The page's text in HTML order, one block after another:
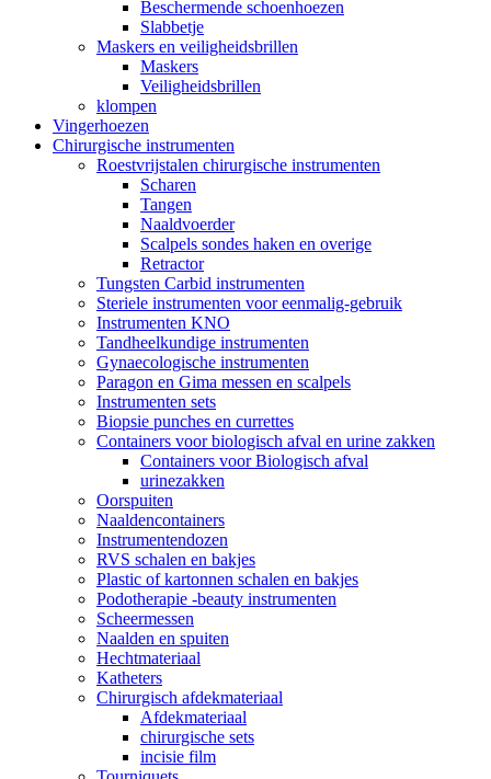
Beschermende schoenhoezen
Slabbetje
Maskers en veiligheidsbrillen
Maskers
Veiligheidsbrillen
klompen
Vingerhoezen
Chirurgische instrumenten
Roestvrijstalen chirurgische instrumenten
Scharen
Tangen
Naaldvoerder
Scalpels sondes haken en overige
Retractor
Tungsten Carbid instrumenten
Steriele instrumenten voor eenmalig-gebruik
Instrumenten KNO
Tandheelkundige instrumenten
Gynaecologische instrumenten
Paragon en Gima messen en scalpels
Instrumenten sets
Biopsie punches en currettes
Containers voor biologisch afval en urine zakken
Containers voor Biologisch afval
urinezakken
Oorspuiten
Naaldencontainers
Instrumentendozen
RVS schalen en bakjes
Plastic of kartonnen schalen en bakjes
Podotherapie -beauty instrumenten
Scheermessen
Naalden en spuiten
Hechtmateriaal
Katheters
Chirurgisch afdekmateriaal
Afdekmateriaal
chirurgische sets
incisie film